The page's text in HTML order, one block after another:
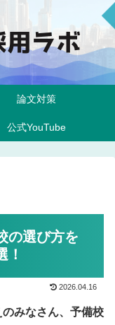
論文対策
公式YouTube
の選び方を
！
2026.04.16
みなさん、予備校